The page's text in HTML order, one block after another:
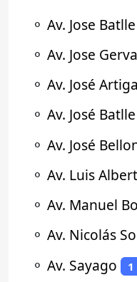
⚬ Av. Jose
⚬ Av. Jose
⚬ Av. José
⚬ Av. José
⚬ Av. José
⚬ Av. Luis
⚬ Av. Manuel
⚬ Av. Nicolás
⚬ Av. Sayago 1